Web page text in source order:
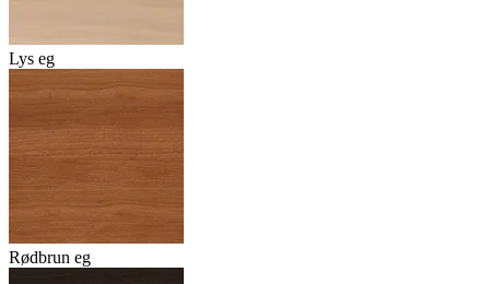
Lys eg
Rødbrun eg